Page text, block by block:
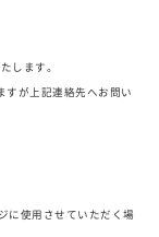
します。
が上記連絡先へお問い
に使用させていただく場